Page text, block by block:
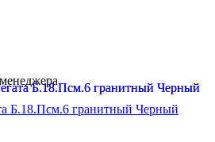
Б.18.Псм.6 гранитный Черный